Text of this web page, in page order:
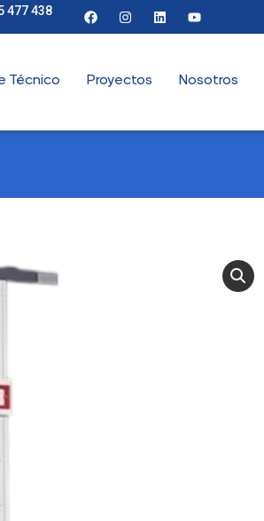
477 438
Técnico Proyectos Nosotros